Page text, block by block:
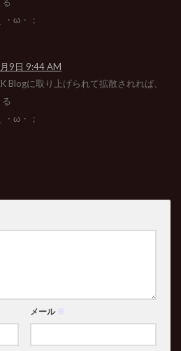
・ω・；
9日 9:44 AM
Blogに取り上げられて拡散されれば、
・ω・；
メール ※